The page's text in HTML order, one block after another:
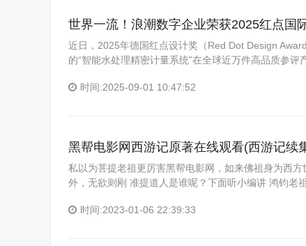
世界一流！浪潮数字企业荣获2025红点国
近日，2025年德国红点设计奖（Red Dot Design
的“智能水处理精密计量系统”在全球近万件高品质参
时间:2025-09-01 10:47:52
黑帮电影网西游记原著在线观看(西游记续
私以为菩提老祖更厉害黑帮电影网，如来佛祖身为西
外，无欲则刚 准提道人是谁呢？下面听小编讲 鸿钧
时间:2023-01-06 22:39:33